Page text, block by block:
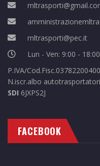
mltrasporti@pec.it
Lun - Ven: 9:00 -
P.IVA/Cod.Fisc.03782200400
N.iscr.albo
SDI 6JXPS2J
FACEBOOK